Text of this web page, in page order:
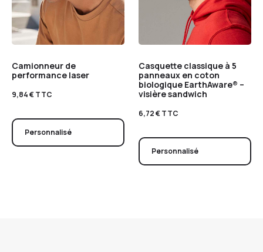
Camionneur de
performance laser
9,84€TTC
Personnalisé
Casquette classique à 5
panneaux en coton
biologique EarthAware® –
visière sandwich
6,72€TTC
Personnalisé